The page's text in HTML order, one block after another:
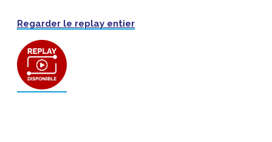
Regarder le replay entier